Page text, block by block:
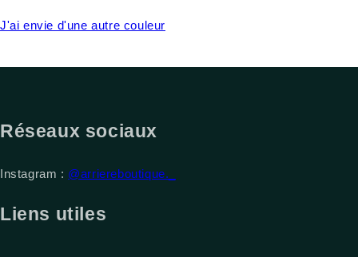
J'ai envie d'une autre couleur
Réseaux sociaux
Instagram : @arriereboutique._
Liens utiles